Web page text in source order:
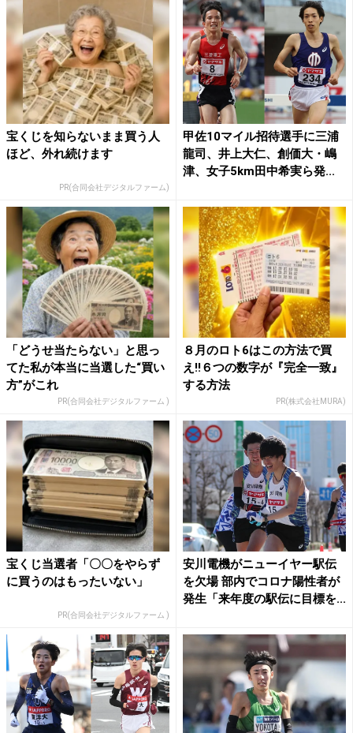
宝くじを知らないまま買う人
ほど、外れ続けます
PR(合同会社デジタルファーム)
甲佐10マイル招待選手に三浦
龍司、井上大仁、創価大・嶋
津、女子5km田中希実ら発...
「どうせ当たらない」と思っ
てた私が本当に当選した“買い
方”がこれ
PR(合同会社デジタルファーム )
８月のロト6はこの方法で買
え!!６つの数字が『完全一致』
する方法
PR(株式会社MURA)
宝くじ当選者「〇〇をやらず
に買うのはもったいない」
PR(合同会社デジタルファーム )
安川電機がニューイヤー駅伝
を欠場 部内でコロナ陽性者が
発生「来年度の駅伝に目標を...